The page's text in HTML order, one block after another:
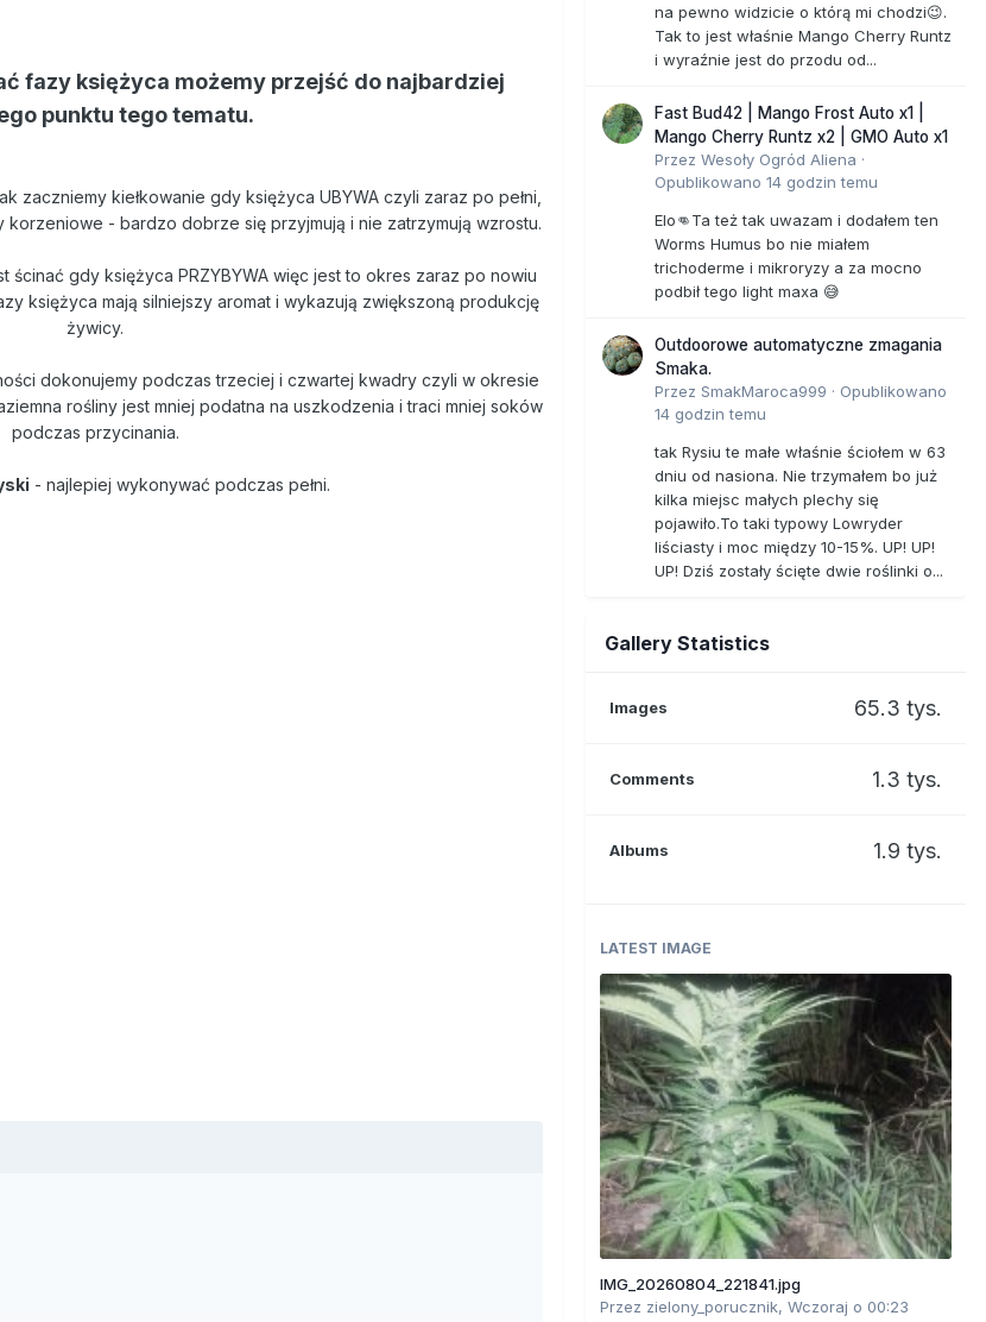
fazy księżyca możemy przejść do najbardziej
punktu tego tematu.
zaczniemy kiełkowanie gdy księżyca UBYWA czyli zaraz po pełni,
- bardzo dobrze się przyjmują i nie zatrzymują wzrostu.
gdy księżyca PRZYBYWA więc jest to okres zaraz po nowiu
księżyca mają silniejszy aromat i wykazują zwiększoną produkcję
żywicy.
dokonujemy podczas trzeciej i czwartej kwadry czyli w okresie
rośliny jest mniej podatna na uszkodzenia i traci mniej soków
podczas przycinania.
- najlepiej wykonywać podczas pełni.
na pewno widzicie o którą mi chodzi😉.
Tak to jest właśnie Mango Cherry Runtz
i wyraźnie jest do przodu od...
Fast Bud42 | Mango Frost Auto x1 |
Mango Cherry Runtz x2 | GMO Auto x1
Przez Wesoły Ogród Aliena ·
Opublikowano 14 godzin temu
Elo👊Ta też tak uwazam i dodałem ten
Worms Humus bo nie miałem
trichoderme i mikroryzy a za mocno
podbił tego light maxa 😅
Outdoorowe automatyczne zmagania
Smaka.
Przez SmakMaroca999 · Opublikowano
14 godzin temu
tak Rysiu te małe właśnie ściołem w 63
dniu od nasiona. Nie trzymałem bo już
kilka miejsc małych plechy się
pojawiło.To taki typowy Lowryder
liściasty i moc między 10-15%. UP! UP!
UP! Dziś zostały ścięte dwie roślinki o...
Gallery Statistics
Images 65.3 tys.
Comments 1.3 tys.
Albums 1.9 tys.
LATEST IMAGE
IMG_20260804_221841.jpg
Przez zielony_porucznik, Wczoraj o 00:23